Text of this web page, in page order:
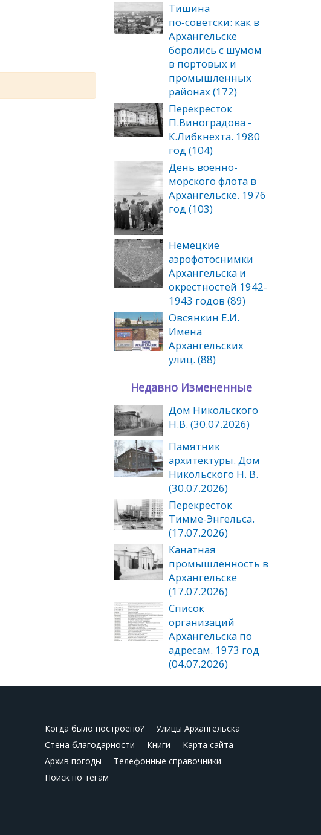
Тишина
по‑советски: как в
Архангельске
боролись с шумом
в портовых и
промышленных
районах (172)
Перекресток
П.Виноградова -
К.Либкнехта. 1980
год (104)
День военно-
морского флота в
Архангельске. 1976
год (103)
Немецкие
аэрофотоснимки
Архангельска и
окрестностей 1942-
1943 годов (89)
Овсянкин Е.И.
Имена
Архангельских
улиц. (88)
Недавно Измененные
Дом Никольского
Н.В. (30.07.2026)
Памятник
архитектуры. Дом
Никольского Н. В.
(30.07.2026)
Перекресток
Тимме-Энгельса.
(17.07.2026)
Канатная
промышленность в
Архангельске
(17.07.2026)
Список
организаций
Архангельска по
адресам. 1973 год
(04.07.2026)
Когда было построено?
Улицы Архангельска
Стена благодарности
Книги
Карта сайта
Архив погоды
Телефонные справочники
Поиск по тегам